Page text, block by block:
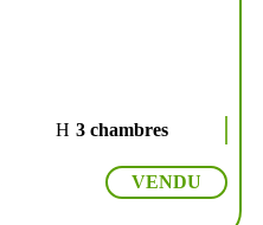
3 chambres
VENDU